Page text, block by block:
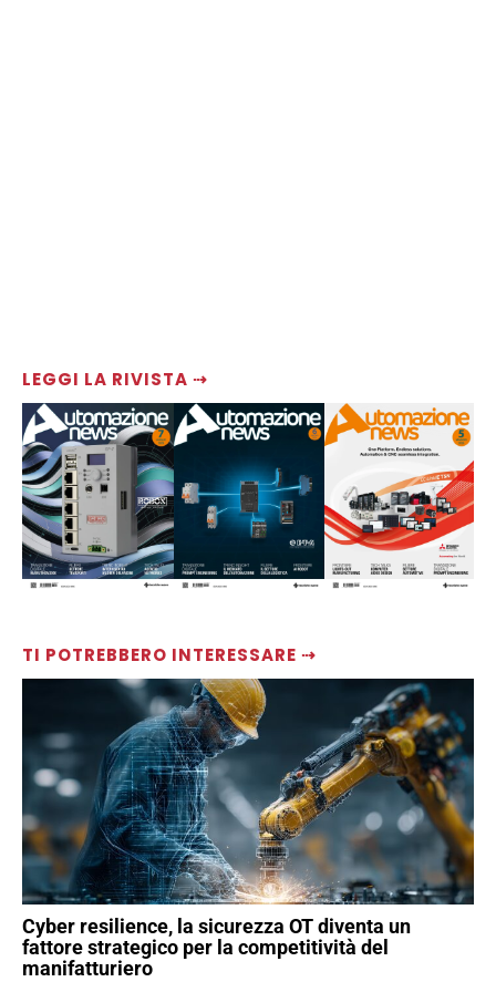
LEGGI LA RIVISTA ⇢
TI POTREBBERO INTERESSARE ⇢
Cyber resilience, la sicurezza OT diventa un
fattore strategico per la competitività del
manifatturiero